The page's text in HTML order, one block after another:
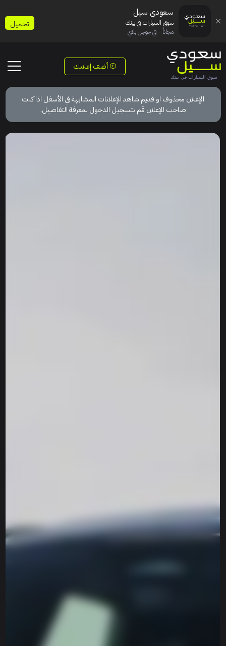
أضف إعلانك
الإعلان محذوف او قديم.شاهد الإعلانات المشابهة في الأسفل اذا كنت
صاحب الإعلان قم بتسجيل الدخول لمعرفة التفاصيل.
سعودي سيل
سوق السيارات في بيتك
مجاناً - في جوجل بلاي
تحميل